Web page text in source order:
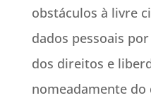
obstáculos à livre
dados pessoais
dos direitos e
nomeadamente